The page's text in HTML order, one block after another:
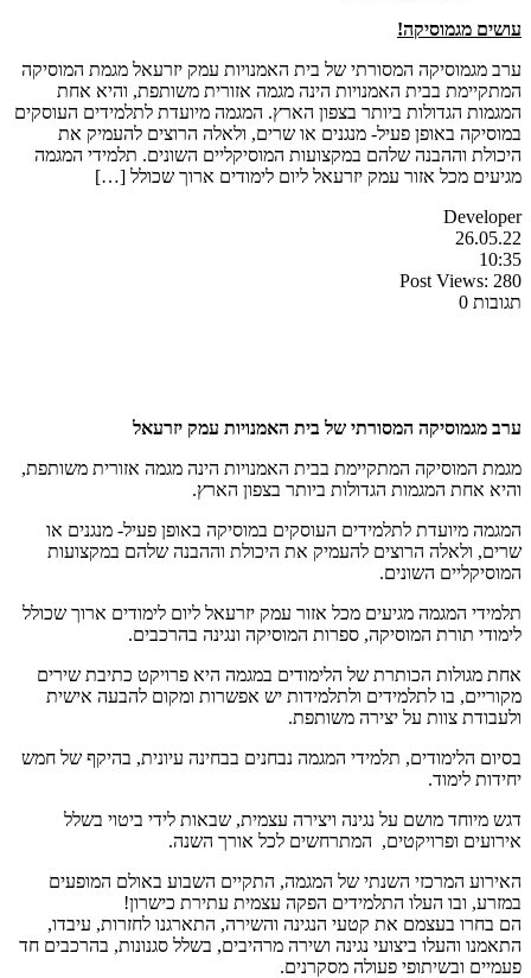
עושים מגמוסיקה!
ערב מגמוסיקה המסורתי של בית האמנויות עמק יזרעאל מגמת המוסיקה
המתקיימת בבית האמנויות הינה מגמה אזורית משותפת, והיא אחת
המגמות הגדולות ביותר בצפון הארץ. המגמה מיועדת לתלמידים העוסקים
במוסיקה באופן פעיל- מנגנים או שרים, ולאלה הרוצים להעמיק את
היכולת וההבנה שלהם במקצועות המוסיקליים השונים. תלמידי המגמה
מגיעים מכל אזור עמק יזרעאל ליום לימודים ארוך שכולל […]
Developer
26.05.22
10:35
Post Views: 280
תגובות 0
ערב מגמוסיקה המסורתי של בית האמנויות עמק יזרעאל
מגמת המוסיקה המתקיימת בבית האמנויות הינה מגמה אזורית משותפת,
והיא אחת המגמות הגדולות ביותר בצפון הארץ.
המגמה מיועדת לתלמידים העוסקים במוסיקה באופן פעיל- מנגנים או
שרים, ולאלה הרוצים להעמיק את היכולת וההבנה שלהם במקצועות
המוסיקליים השונים.
תלמידי המגמה מגיעים מכל אזור עמק יזרעאל ליום לימודים ארוך שכולל
לימודי תורת המוסיקה, ספרות המוסיקה ונגינה בהרכבים.
אחת מגולות הכותרת של הלימודים במגמה היא פרויקט כתיבת שירים
מקוריים, בו לתלמידים ולתלמידות יש אפשרות ומקום להבעה אישית
ולעבודת צוות על יצירה משותפת.
בסיום הלימודים, תלמידי המגמה נבחנים בבחינה עיונית, בהיקף של חמש
יחידות לימוד.
דגש מיוחד מושם על נגינה ויצירה עצמית, שבאות לידי ביטוי בשלל
אירועים ופרויקטים, המתרחשים לכל אורך השנה.
האירוע המרכזי השנתי של המגמה, התקיים השבוע באולם המופעים
במזרע, ובו העלו התלמידים הפקה עצמית עתירת כישרון!
הם בחרו בעצמם את קטעי הנגינה והשירה, התארגנו לחזרות, עיבדו,
התאמנו והעלו ביצועי נגינה ושירה מרהיבים, בשלל סגנונות, בהרכבים חד
פעמיים ובשיתופי פעולה מסקרנים.